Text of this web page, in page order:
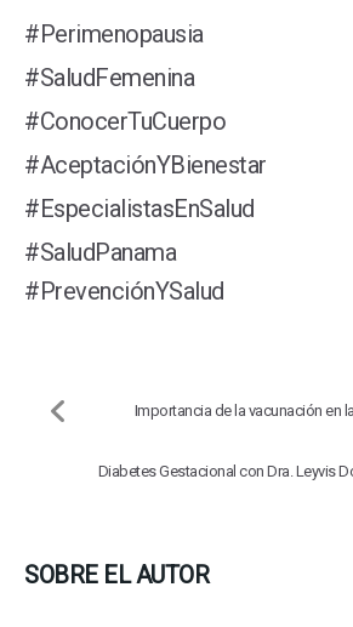
#Perimenopausia
#SaludFemenina
#ConocerTuCuerpo
#AceptaciónYBienestar
#EspecialistasEnSalud
#SaludPanama
#PrevenciónYSalud
Importancia de la vacunación en
Diabetes Gestacional con Dra. Leyvis
SOBRE EL AUTOR